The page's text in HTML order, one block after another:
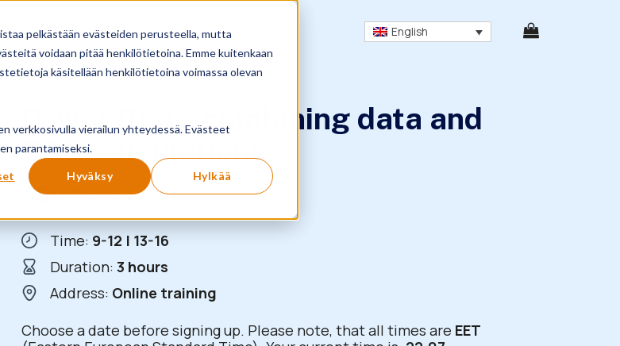
pelkästään evästeiden perusteella, mutta
voidaan pitää henkilötietoina. Emme kuitenkaan
käsitellään henkilötietoina voimassa olevan
verkkosivulla vierailun yhteydessä. Evästeet
parantamiseksi.
Hyväksy Hylkää
English
Power BI 4 – combining data and
DAX calculations
390€ + VAT
Time: 9-12 | 13-16
Duration: 3 hours
Address: Online training
Choose a date before signing up. Please note, that all times are EET